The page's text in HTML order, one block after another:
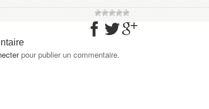
pour publier un commentaire.